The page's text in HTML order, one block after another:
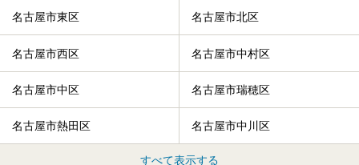
名古屋市東区 名古屋市北区
名古屋市西区 名古屋市中村区
名古屋市中区 名古屋市瑞穂区
名古屋市熱田区 名古屋市中川区
すべて表示する